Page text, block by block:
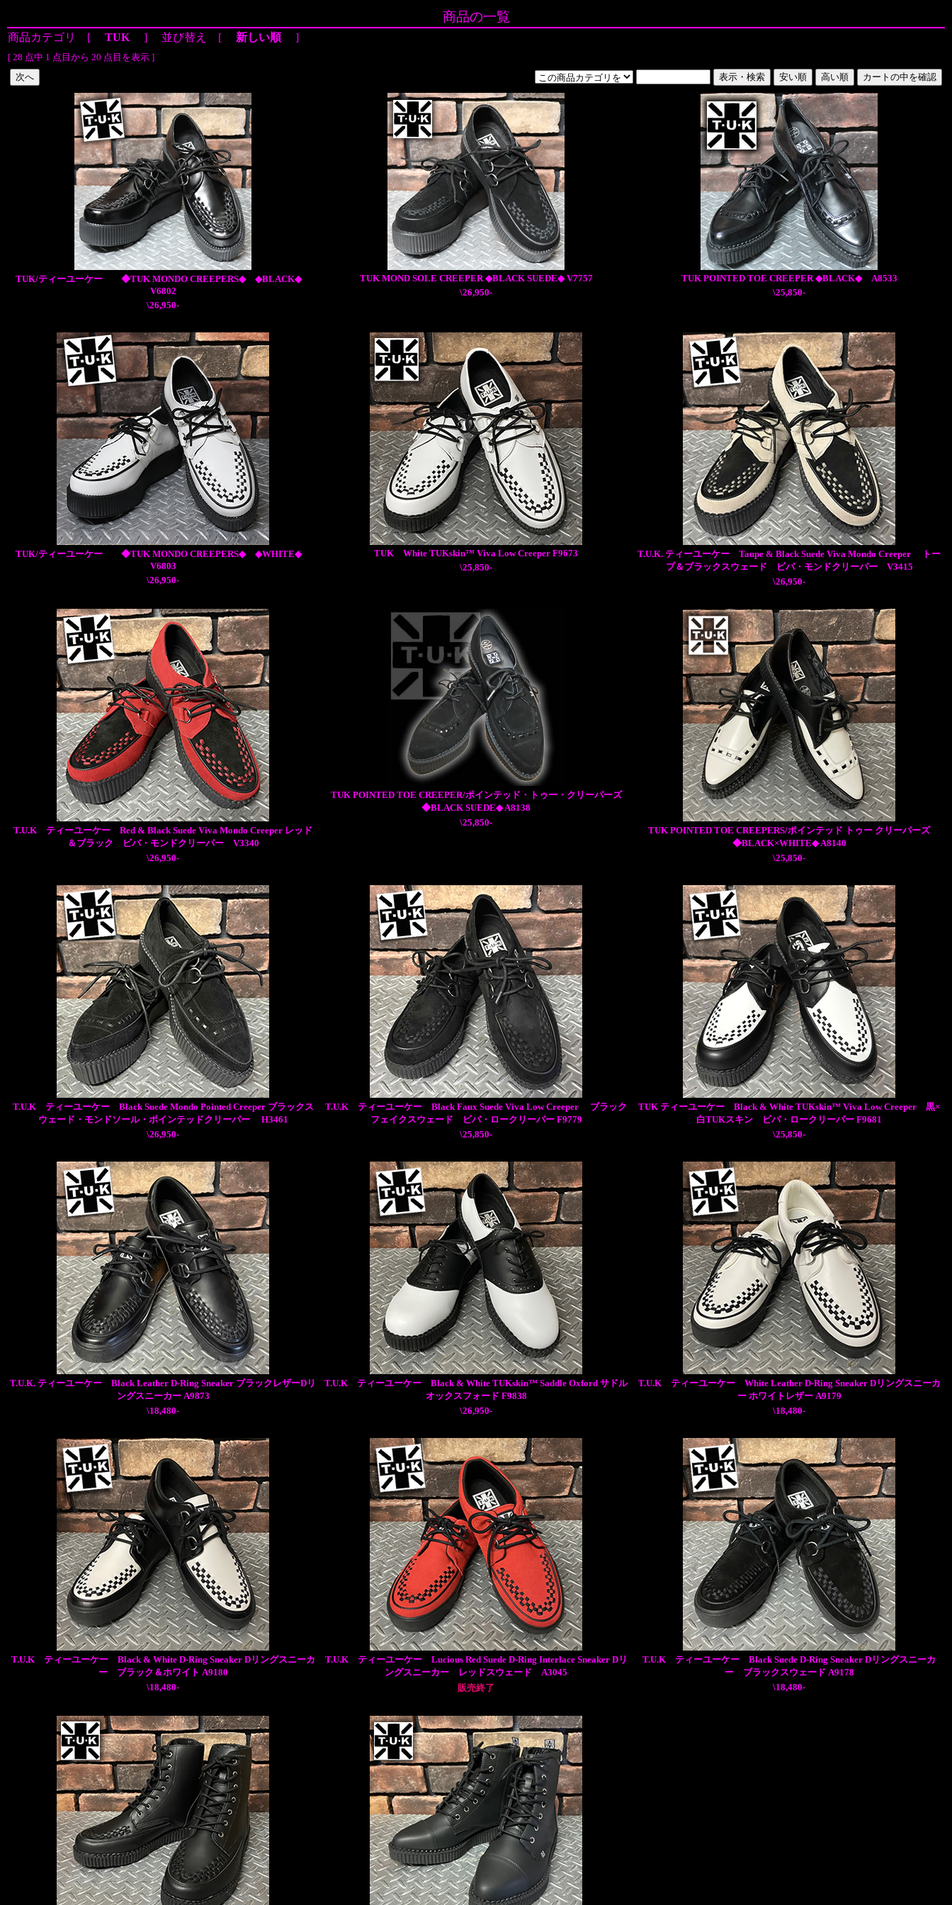
商品の一覧
商品カテゴリ [ TUK ] 並び替え [ 新しい順 ]
[ 28 点中 1 点目から 20 点目を表示 ]
TUK/ティーユーケー ◆TUK MONDO CREEPERS◆ ◆BLACK◆
V6802
\26,950-
TUK MOND SOLE CREEPER ◆BLACK SUEDE◆ V7757
\26,950-
TUK POINTED TOE CREEPER ◆BLACK◆ A8533
\25,850-
TUK/ティーユーケー ◆TUK MONDO CREEPERS◆ ◆WHITE◆
V6803
\26,950-
TUK White TUKskin™ Viva Low Creeper F9673
\25,850-
T.U.K. ティーユーケー Taupe & Black Suede Viva Mondo Creeper トー
プ＆ブラックスウェード ビバ・モンドクリーパー V3415
\26,950-
T.U.K ティーユーケー Red & Black Suede Viva Mondo Creeper レッド
＆ブラック ビバ・モンドクリーパー V3340
\26,950-
TUK POINTED TOE CREEPER/ポインテッド・トゥー・クリーパーズ
◆BLACK SUEDE◆ A8138
\25,850-
TUK POINTED TOE CREEPERS/ポインテッド トゥー クリーパーズ
◆BLACK×WHITE◆ A8140
\25,850-
T.U.K ティーユーケー Black Suede Mondo Pointed Creeper ブラックス
ウェード・モンドソール・ポインテッドクリーパー H3461
\26,950-
T.U.K ティーユーケー Black Faux Suede Viva Low Creeper ブラック
フェイクスウェード ビバ・ロークリーパー F9779
\25,850-
TUK ティーユーケー Black & White TUKskin™ Viva Low Creeper 黒×
白TUKスキン ビバ・ロークリーパー F9681
\25,850-
T.U.K. ティーユーケー Black Leather D-Ring Sneaker ブラックレザーDリ
ングスニーカー A9873
\18,480-
T.U.K ティーユーケー Black & White TUKskin™ Saddle Oxford サドル
オックスフォード F9838
\26,950-
T.U.K ティーユーケー White Leather D-Ring Sneaker Dリングスニーカ
ー ホワイトレザー A9179
\18,480-
T.U.K ティーユーケー Black & White D-Ring Sneaker Dリングスニーカ
ー ブラック＆ホワイト A9180
\18,480-
T.U.K ティーユーケー Lucious Red Suede D-Ring Interlace Sneaker Dリ
ングスニーカー レッドスウェード A3045
販売終了
T.U.K ティーユーケー Black Suede D-Ring Sneaker Dリングスニーカ
ー ブラックスウェード A9178
\18,480-